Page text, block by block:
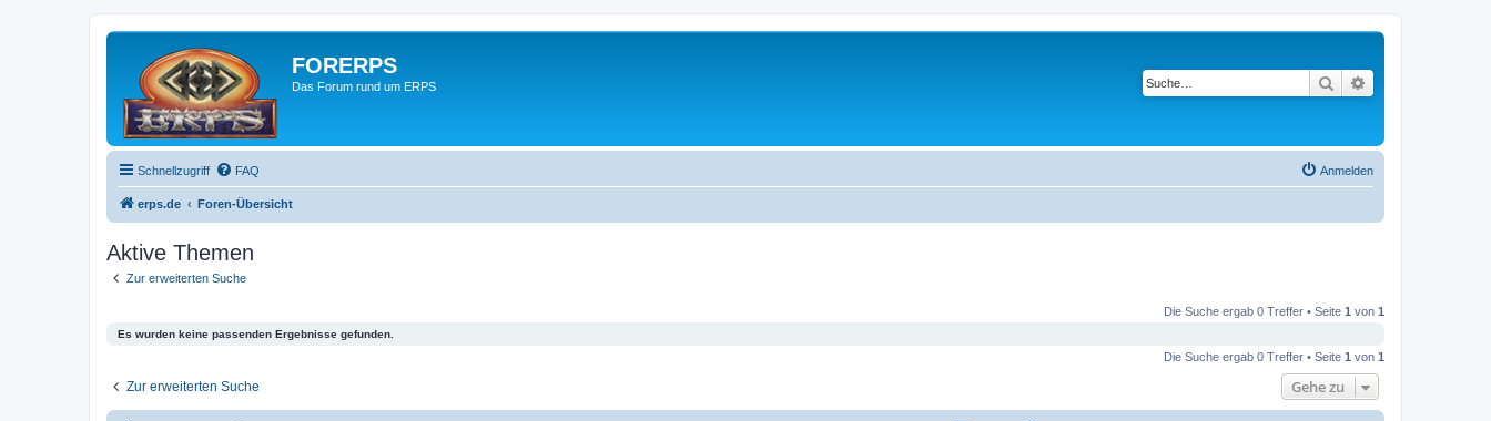
FORERPS
Das Forum rund um ERPS Suche
Schnellzugriff FAQ Anmelden
erps.de Foren-Übersicht
Aktive Themen
Zur erweiterten Suche
Die Suche ergab 0 Treffer • Seite 1 von 1
Es wurden keine passenden Ergebnisse gefunden.
Die Suche ergab 0 Treffer • Seite 1 von 1
Zur erweiterten Suche Gehe zu